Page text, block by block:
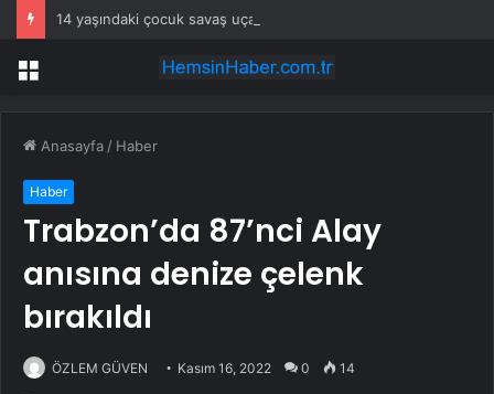
14 yaşındaki çocuk savaş uçaklarını alarma geçirdi
Menü
Anasayfa / Haber
Haber
Trabzon’da 87’nci Alay
anısına denize çelenk
bırakıldı
ÖZLEM GÜVEN Kasım 16, 2022 0 14